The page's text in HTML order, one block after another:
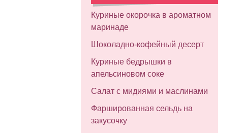
Куриные окорочка в ароматном
маринаде
Шоколадно-кофейный десерт
Куриные бедрышки в
апельсиновом соке
Салат с мидиями и маслинами
Фаршированная сельдь на
закусочку